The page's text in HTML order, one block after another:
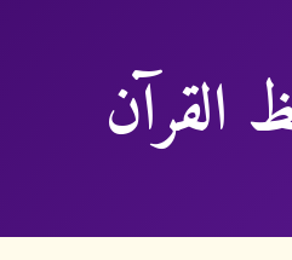
القرآن